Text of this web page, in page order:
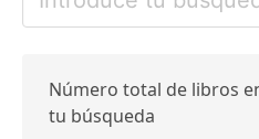
Número total de libros
tu búsqueda